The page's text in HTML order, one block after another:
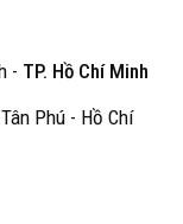
- TP. Hồ Chí Minh
Phú - Hồ Chí